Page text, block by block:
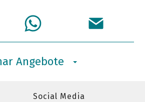
Angebote
Social Media